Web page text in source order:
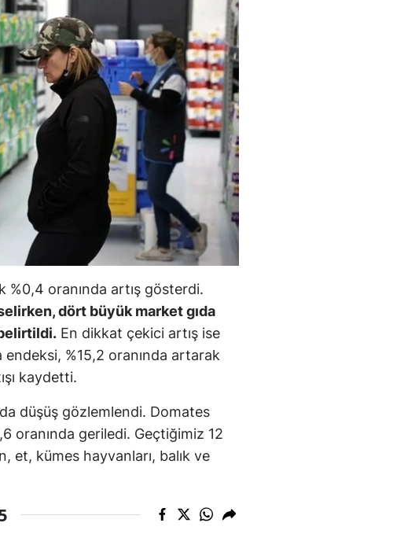
%0,4 oranında artış gösterdi.
dört büyük market gıda
En dikkat çekici artış ise
endeksi, %15,2 oranında artarak
kaydetti.
düşüş gözlemlendi. Domates
oranında geriledi. Geçtiğimiz 12
et, kümes hayvanları, balık ve